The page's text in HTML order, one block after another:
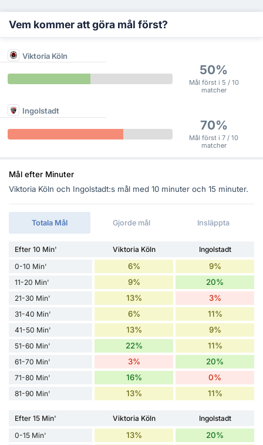
Vem kommer att göra mål först?
Viktoria Köln
50%
Mål först i 5 / 10
matcher
Ingolstadt
70%
Mål först i 7 / 10
matcher
Mål efter Minuter
Viktoria Köln och Ingolstadt:s mål med 10 minuter och 15 minuter.
Totala Mål Gjorde mål Insläppta
Efter 10 Min' Viktoria Köln
Ingolstadt
0-10 Min'
6% 9%
11-20 Min' 9% 20%
21-30 Min' 13% 3%
31-40 Min' 6% 11%
41-50 Min' 13% 9%
51-60 Min' 22% 11%
61-70 Min' 3% 20%
71-80 Min' 16% 0%
81-90 Min' 13% 11%
Efter 15 Min' Viktoria Köln
Ingolstadt
0-15 Min'
13% 20%